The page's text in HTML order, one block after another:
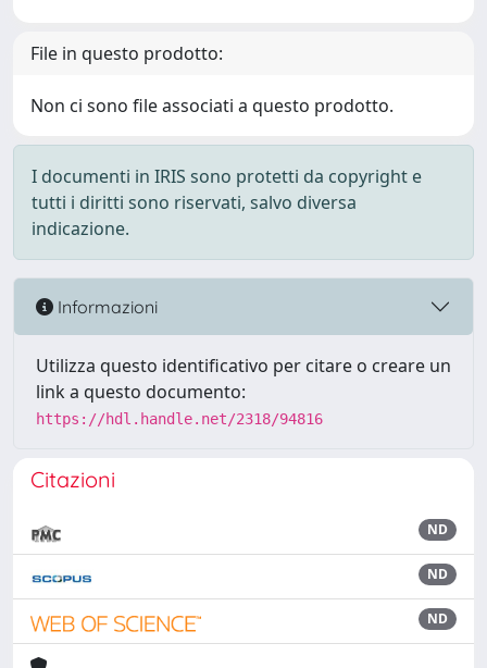
File in questo prodotto:
Non ci sono file associati a questo prodotto.
I documenti in IRIS sono protetti da copyright e
tutti i diritti sono riservati, salvo diversa
indicazione.
Informazioni
Utilizza questo identificativo per citare o creare un
link a questo documento:
https://hdl.handle.net/2318/94816
Citazioni
ND
ND
ND